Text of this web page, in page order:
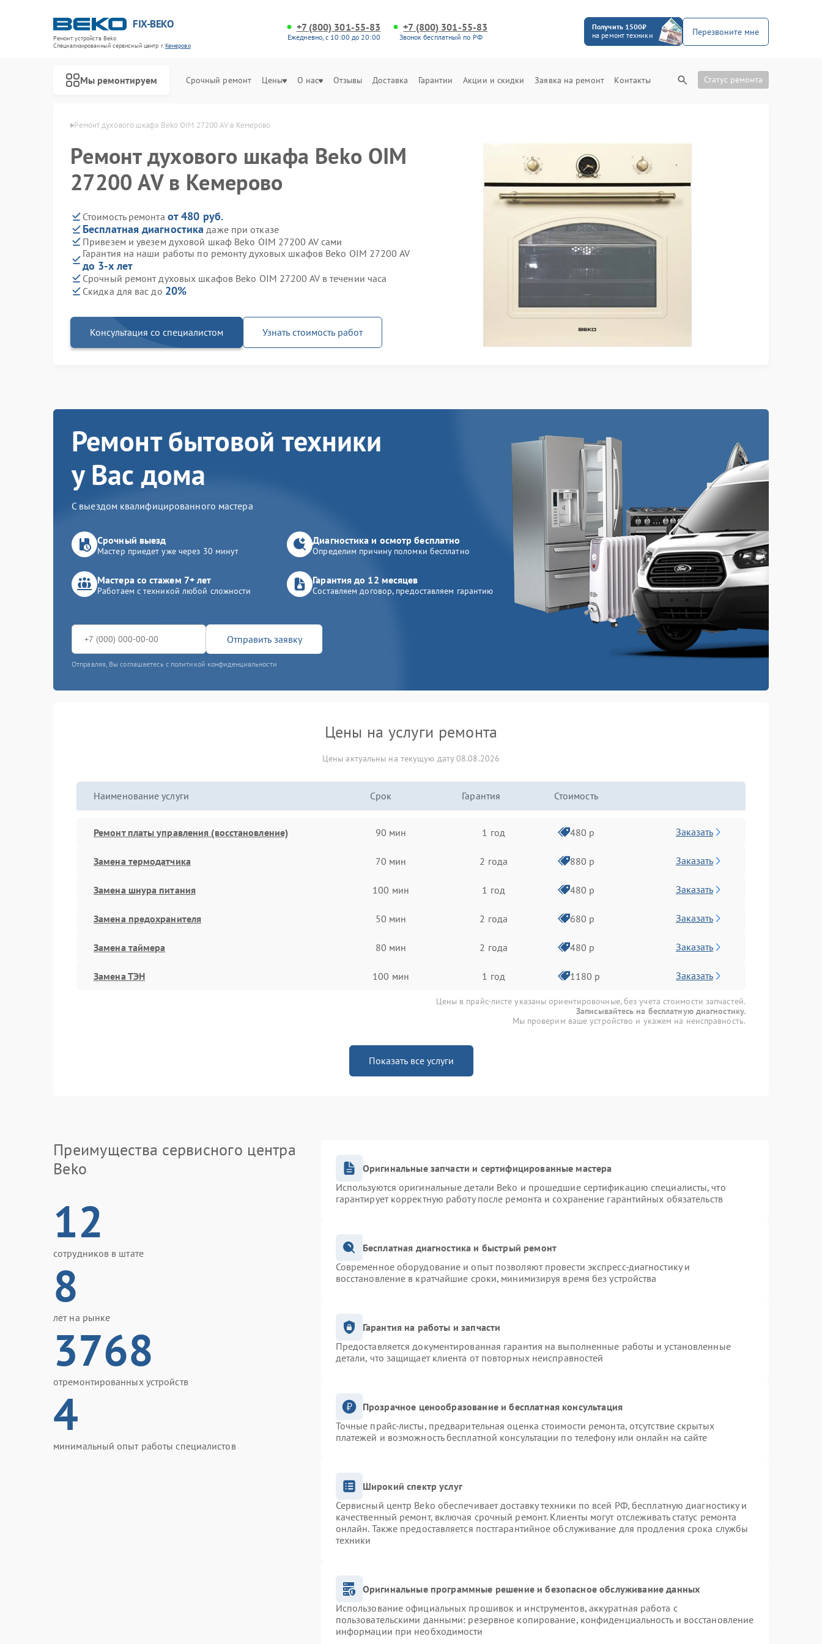
FIX-BEKO
Ремонт устройств Beko
Специализированный cервисный центр г.Кемерово
+7 (800) 301-55-83
Ежедневно, с 10:00 до 20:00
+7 (800) 301-55-83
Звонок бесплатный по РФ
Получить 1500₽
на ремонт техники
Перезвоните мне
Мы ремонтируем Срочный ремонт Цены О нас Отзывы Доставка Гарантии Акции и скидки Заявка на ремонт Контакты Статус ремонта
Beko в Кемерово Ремонт духового шкафа Beko OIM 27200 AV в Кемерово
Ремонт духового шкафа Beko OIM
27200 AV в Кемерово
Стоимость ремонта от 480 руб.
Бесплатная диагностика даже при отказе
Привезем и увезем духовой шкаф Beko OIM 27200 AV сами
Гарантия на наши работы по ремонту духовых шкафов Beko OIM 27200 AV
до 3-х лет
Срочный ремонт духовых шкафов Beko OIM 27200 AV в течении часа
Скидка для вас до 20%
Консультация со специалистом Узнать стоимость работ
Ремонт бытовой техники
у Вас дома
С выездом квалифицированного мастера
Срочный выезд
Мастер приедет уже через 30 минут
Диагностика и осмотр бесплатно
Определим причину поломки бесплатно
Мастера со стажем 7+ лет
Работаем с техникой любой сложности
Гарантия до 12 месяцев
Составляем договор, предоставляем гарантию
Отправить заявку
Отправляя, Вы соглашаетесь с политикой конфиденциальности
Цены на услуги ремонта
Цены актуальны на текущую дату 08.08.2026
Наименование услуги Срок Гарантия Стоимость
Ремонт платы управления (восстановление) 90 мин 1 год 480 р Заказать
Замена термодатчика 70 мин 2 года 880 р Заказать
Замена шнура питания 100 мин 1 год 480 р Заказать
Замена предохранителя 50 мин 2 года 680 р Заказать
Замена таймера 80 мин 2 года 480 р Заказать
Замена ТЭН 100 мин 1 год 1180 р Заказать
Цены в прайс-листе указаны ориентировочные, без учета стоимости запчастей.
Записывайтесь на бесплатную диагностику.
Мы проверим ваше устройство и укажем на неисправность.
Показать все услуги
Преимущества сервисного центра
Beko
12
сотрудников в штате
8
лет на рынке
3768
отремонтированных устройств
4
минимальный опыт работы специалистов
Оригинальные запчасти и сертифицированные мастера
Используются оригинальные детали Beko и прошедшие сертификацию специалисты, что
гарантирует корректную работу после ремонта и сохранение гарантийных обязательств
Бесплатная диагностика и быстрый ремонт
Современное оборудование и опыт позволяют провести экспресс-диагностику и
восстановление в кратчайшие сроки, минимизируя время без устройства
Гарантия на работы и запчасти
Предоставляется документированная гарантия на выполненные работы и установленные
детали, что защищает клиента от повторных неисправностей
Прозрачное ценообразование и бесплатная консультация
Точные прайс-листы, предварительная оценка стоимости ремонта, отсутствие скрытых
платежей и возможность бесплатной консультации по телефону или онлайн на сайте
Широкий спектр услуг
Сервисный центр Beko обеспечивает доставку техники по всей РФ, бесплатную диагностику и
качественный ремонт, включая срочный ремонт. Клиенты могут отслеживать статус ремонта
онлайн. Также предоставляется постгарантийное обслуживание для продления срока службы
техники
Оригинальные программные решение и безопасное обслуживание данных
Использование официальных прошивок и инструментов, аккуратная работа с
пользовательскими данными: резервное копирование, конфиденциальность и восстановление
информации при необходимости